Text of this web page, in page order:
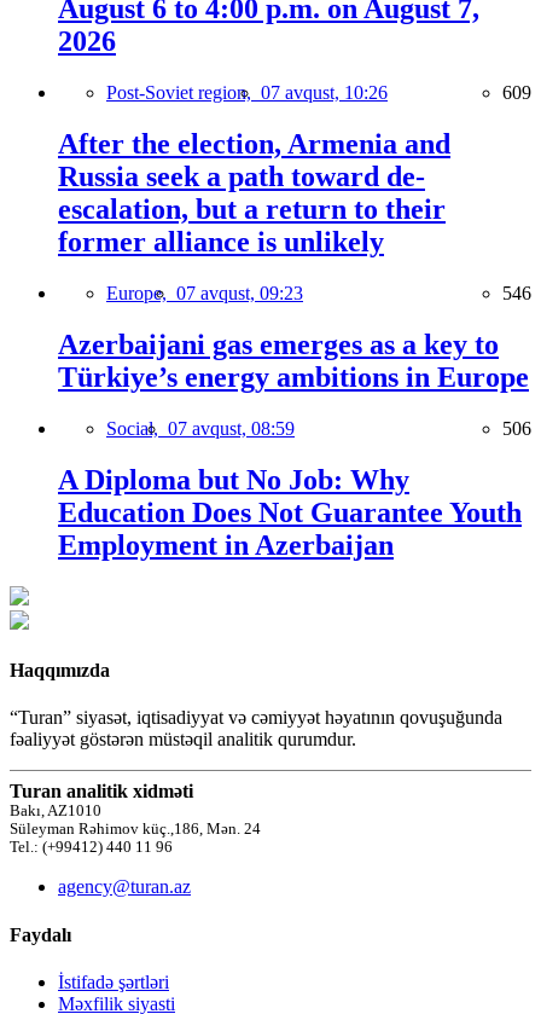
August 6 to 4:00 p.m. on August 7,
2026
Post-Soviet region, 07 avqust, 10:26 609
After the election, Armenia and
Russia seek a path toward de-
escalation, but a return to their
former alliance is unlikely
Europe, 07 avqust, 09:23 546
Azerbaijani gas emerges as a key to
Türkiye’s energy ambitions in Europe
Social, 07 avqust, 08:59 506
A Diploma but No Job: Why
Education Does Not Guarantee Youth
Employment in Azerbaijan
Haqqımızda
“Turan” siyasət, iqtisadiyyat və cəmiyyət həyatının qovuşuğunda
fəaliyyət göstərən müstəqil analitik qurumdur.
Turan analitik xidməti
Bakı, AZ1010
Süleyman Rəhimov küç.,186, Mən. 24
Tel.: (+99412) 440 11 96
agency@turan.az
Faydalı
İstifadə şərtləri
Məxfilik siyasti